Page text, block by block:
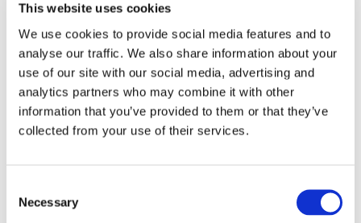
This website uses cookies
We use cookies to provide social media features and to
analyse our traffic. We also share information about your
use of our site with our social media, advertising and
analytics partners who may combine it with other
information that you’ve provided to them or that they’ve
collected from your use of their services.
Selection
Necessary